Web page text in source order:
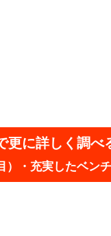
更に詳しく調べ
）・充実したベン